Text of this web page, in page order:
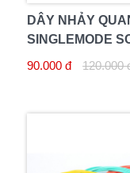
DÂY NHẢY
SINGLEMODE
SC/UPC 20M
90.000 đ 120.000